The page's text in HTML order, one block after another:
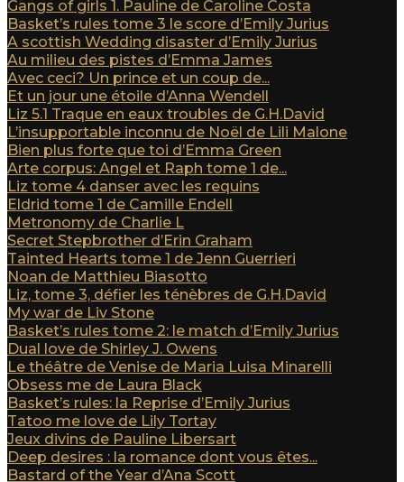
Gangs of girls 1. Pauline de Caroline Costa
Basket’s rules tome 3 le score d’Emily Jurius
A scottish Wedding disaster d’Emily Jurius
Au milieu des pistes d’Emma James
Avec ceci? Un prince et un coup de...
Et un jour une étoile d’Anna Wendell
Liz 5.1 Traque en eaux troubles de G.H.David
L’insupportable inconnu de Noël de Lili Malone
Bien plus forte que toi d’Emma Green
Arte corpus: Angel et Raph tome 1 de...
Liz tome 4 danser avec les requins
Eldrid tome 1 de Camille Endell
Metronomy de Charlie L
Secret Stepbrother d’Erin Graham
Tainted Hearts tome 1 de Jenn Guerrieri
Noan de Matthieu Biasotto
Liz, tome 3, défier les ténèbres de G.H.David
My war de Liv Stone
Basket’s rules tome 2: le match d’Emily Jurius
Dual love de Shirley J. Owens
Le théâtre de Venise de Maria Luisa Minarelli
Obsess me de Laura Black
Basket’s rules: la Reprise d’Emily Jurius
Tatoo me love de Lily Tortay
Jeux divins de Pauline Libersart
Deep desires : la romance dont vous êtes...
Bastard of the Year d’Ana Scott